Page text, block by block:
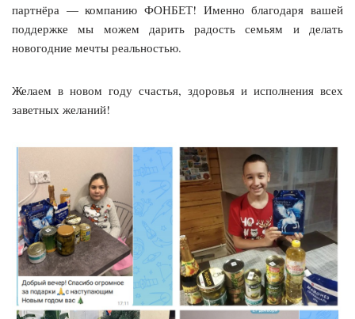
партнёра — компанию ФОНБЕТ! Именно благодаря вашей
поддержке мы можем дарить радость семьям и делать
новогодние мечты реальностью.
Желаем в новом году счастья, здоровья и исполнения всех
заветных желаний!